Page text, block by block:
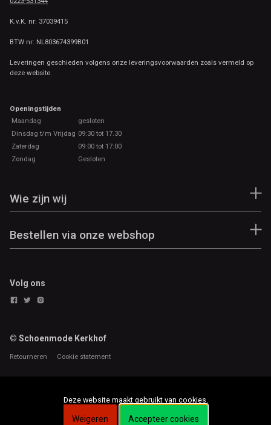
K.v.K. nr: 37039415
BTW nr: NL803674399B01
Leveringen geschieden volgens onze leveringsvoorwaarden zoals vermeld op
deze website.
Openingstijden
Maandag
gesloten
Dinsdag t/m Vrijdag 09:30 tot 17.30
Zaterdag
09:00 tot 17:00
Zondag
Gesloten
Wie zijn wij
Bestellen via onze webshop
Volg ons
© Schoenmode Kerkhof
Retourneren Cookie statement
Deze website maakt gebruikt van cookies.
Weigeren Accepteer cookies